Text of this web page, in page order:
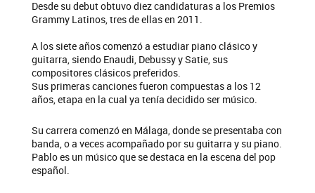
Desde su debut obtuvo diez candidaturas a los Premios
Grammy Latinos, tres de ellas en 2011.​
A los siete años comenzó a estudiar piano clásico y
guitarra, siendo Enaudi, Debussy y Satie, sus
compositores clásicos preferidos.
Sus primeras canciones fueron compuestas a los 12
años, etapa en la cual ya tenía decidido ser músico.
Su carrera comenzó en Málaga, donde se presentaba con
banda, o a veces acompañado por su guitarra y su piano.
Pablo es un músico que se destaca en la escena del pop
español.